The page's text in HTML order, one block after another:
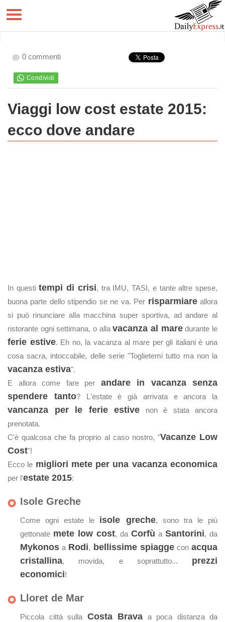
0 commenti
Viaggi low cost estate 2015:
ecco dove andare
In questitempi di crisi, tra IMU, TASI, e tante altre spese,
buona parte dello stipendio se ne va. Per risparmiareallora
si può rinunciare alla macchina super sportiva, ad andare al
ristorante ogni settimana, o allavacanza al maredurante le
ferie estive. Eh no, la vacanza al mare per gli italiani è una
cosa sacra, intoccabile, delle serie "Toglietemi tutto ma non la
vacanza estiva".
E allora come fare per andare in vacanza senza
spendere tanto? L'estate è già arrivata e ancora la
vancanza per le ferie estive non è stata ancora
prenotata.
C'è qualcosa che fa proprio al caso nostro, "Vacanze Low
Cost"!
Ecco le migliori mete per una vacanza economica
per l'estate 2015:
Isole Greche
Come ogni estate le isole greche, sono tra le più
gettonate mete low cost, da Corfù a Santorini, da
Mykonos a Rodi, bellissime spiaggeconacqua
cristallina, movida, e soprattutto... prezzi
economici!
Lloret de Mar
Piccola città sulla Costa Brava a poca distanza da